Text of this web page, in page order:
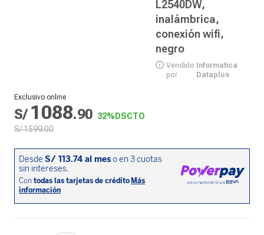
L2540DW,
inalámbrica,
conexión wifi,
negro
Vendido
por
Informatica
Dataplus
Exclusivo online
S/ 1088.90 32% DSCTO
S/1599.00